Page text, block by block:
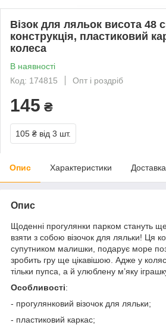
Візок для ляльок висота 48
конструкція, пластиковий
колеса
В наявності
Код: 174815
Опт і роздріб
145 ₴
105 ₴ від 3 шт.
Опис Характеристики Доставка
Опис
Щоденні прогулянки парком стануть
взяти з собою візочок для ляльки! Ця
супутником малишки, подарує море
зробить гру ще цікавішою. Адже у
тільки пупса, а й улюблену м’яку
Особливості:
- прогулянковий візочок для ляльки;
- пластиковий каркас;